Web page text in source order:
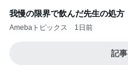
我慢の限界で飲んだ先生の処方
Amebaトピックス 1日前
記